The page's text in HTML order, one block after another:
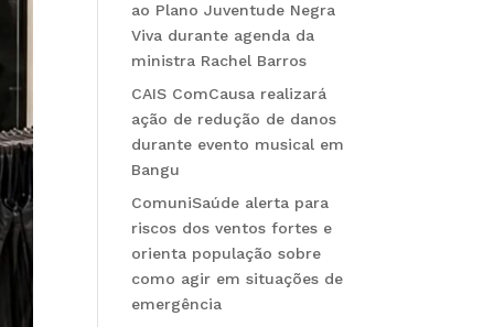
ao Plano Juventude Negra
Viva durante agenda da
ministra Rachel Barros
CAIS ComCausa realizará
ação de redução de danos
durante evento musical em
Bangu
ComuniSaúde alerta para
riscos dos ventos fortes e
orienta população sobre
como agir em situações de
emergência